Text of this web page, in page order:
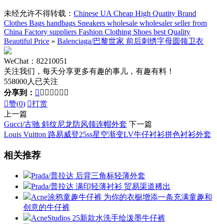
未经允许不得转载： Chinese UA Cheap High Quatity Brand
Clothes Bags handbags Sneakers wholesale wholesaler seller from
China Factory suppliers Fashion Clothing Shoes best Quality
Beautiful Price » Balenciaga/巴黎世家 前后刺绣字母圆领卫衣
WeChat：82210051
关注我们，每天分享更多有趣的事儿，有趣有料！
558000人已关注
分享到：       
赞(0) 打赏
上一篇
Gucci/古驰 斜纹尼龙防风领连帽外套 下一篇
Louis Vuitton 路易威登25ss星空渐变LV牛仔衬衫拼色衬衫外套
相关推荐
Prada/普拉达 后背三角标轻薄外套
Prada/普拉达 满印轻薄衬衫 贸易渠道稀出
Acne涂鸦童趣牛仔裤 为你的衣橱增添一条充满童趣和
创意的牛仔裤
AcneStudios 25新款水洗手绘泼墨牛仔裤